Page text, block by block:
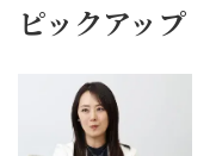
ピックアップ